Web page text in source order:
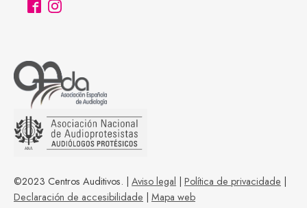
©2023 Centros Auditivos. | Aviso legal Política de privacidade
Declaración de accesibilidade
Mapa web